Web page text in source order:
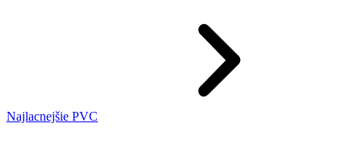
Najlacnejšie PVC